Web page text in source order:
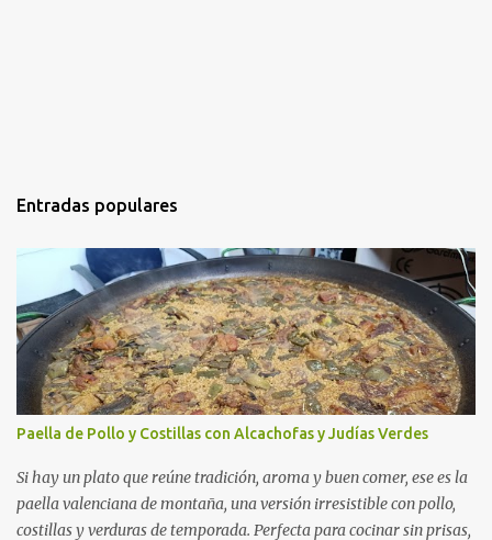
Entradas populares
Paella de Pollo y Costillas con Alcachofas y Judías Verdes
Si hay un plato que reúne tradición, aroma y buen comer, ese es la
paella valenciana de montaña, una versión irresistible con pollo,
costillas y verduras de temporada. Perfecta para cocinar sin prisas,